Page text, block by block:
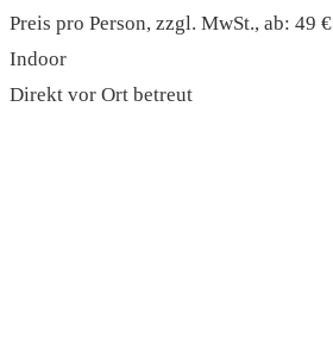
Preis pro Person, zzgl. MwSt., ab: 49 €
Indoor
Direkt vor Ort betreut